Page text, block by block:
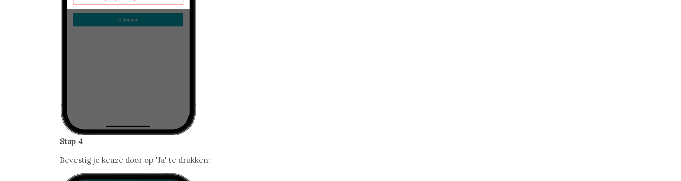
Stap 4
Bevestig je keuze door op 'Ja' te drukken: